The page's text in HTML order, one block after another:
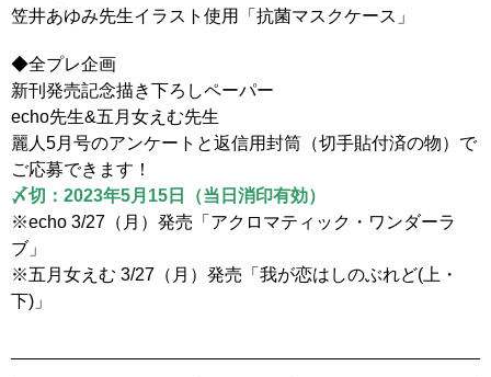
笠井あゆみ先生イラスト使用「抗菌マスクケース」
◆全プレ企画
新刊発売記念描き下ろしペーパー
echo先生&五月女えむ先生
麗人5月号のアンケートと返信用封筒（切手貼付済の物）で
ご応募できます！
〆切：2023年5月15日（当日消印有効）
※echo 3/27（月）発売「アクロマティック・ワンダーラ
ブ」
※五月女えむ 3/27（月）発売「我が恋はしのぶれど(上・
下)」